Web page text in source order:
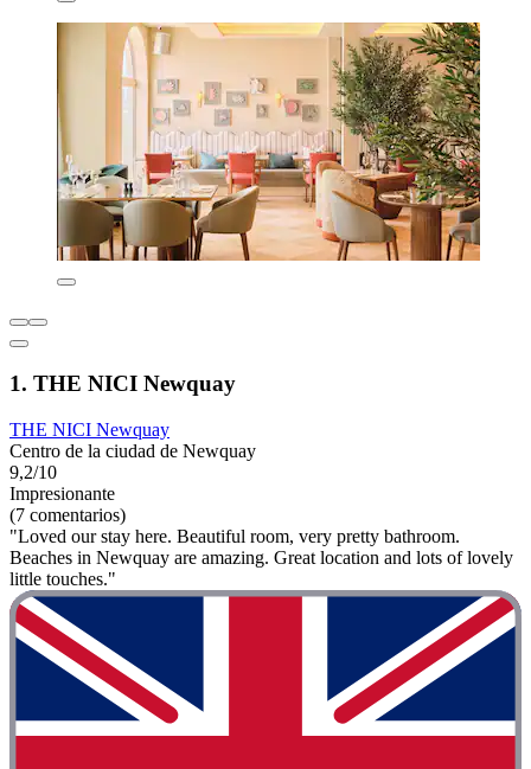
1. THE NICI Newquay
THE NICI Newquay
Centro de la ciudad de Newquay
9,2/10
Impresionante
(7 comentarios)
"Loved our stay here. Beautiful room, very pretty bathroom.
Beaches in Newquay are amazing. Great location and lots of lovely
little touches."